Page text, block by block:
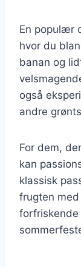
En populær
hvor du
banan og
også
andre
For dem,
kan
klassisk
frugten